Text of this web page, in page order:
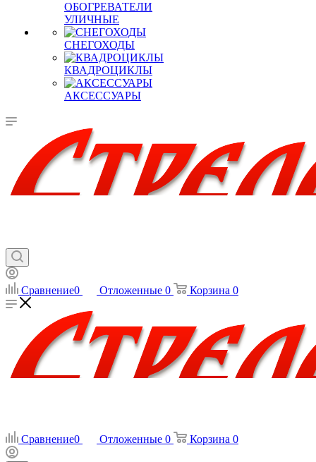
ОБОГРЕВАТЕЛИ
УЛИЧНЫЕ
СНЕГОХОДЫ
КВАДРОЦИКЛЫ
АКСЕССУАРЫ
Сравнение0 Отложенные 0 Корзина 0
Сравнение0 Отложенные 0 Корзина 0